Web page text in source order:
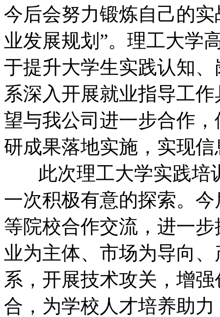
今后会努力锻炼自己的
业发展规划”。理工大学
于提升大学生实践认知
系深入开展就业指导工
望与我公司进一步合作
研成果落地实施，实现
此次理工大学实践培
一次积极有意的探索。
等院校合作交流，进一
业为主体、市场为导向
系，开展技术攻关，增
合，为学校人才培养助